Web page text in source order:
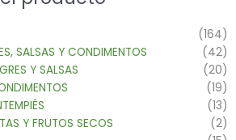
(164)
SALSAS Y CONDIMENTOS
(42)
Y SALSAS
(20)
(19)
(13)
Y FRUTOS SECOS
(2)